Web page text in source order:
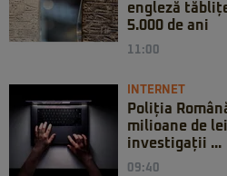
engleză
5.000 de ani
11:00
INTERNET
Poliția
milioane de
investigații ...
09:40